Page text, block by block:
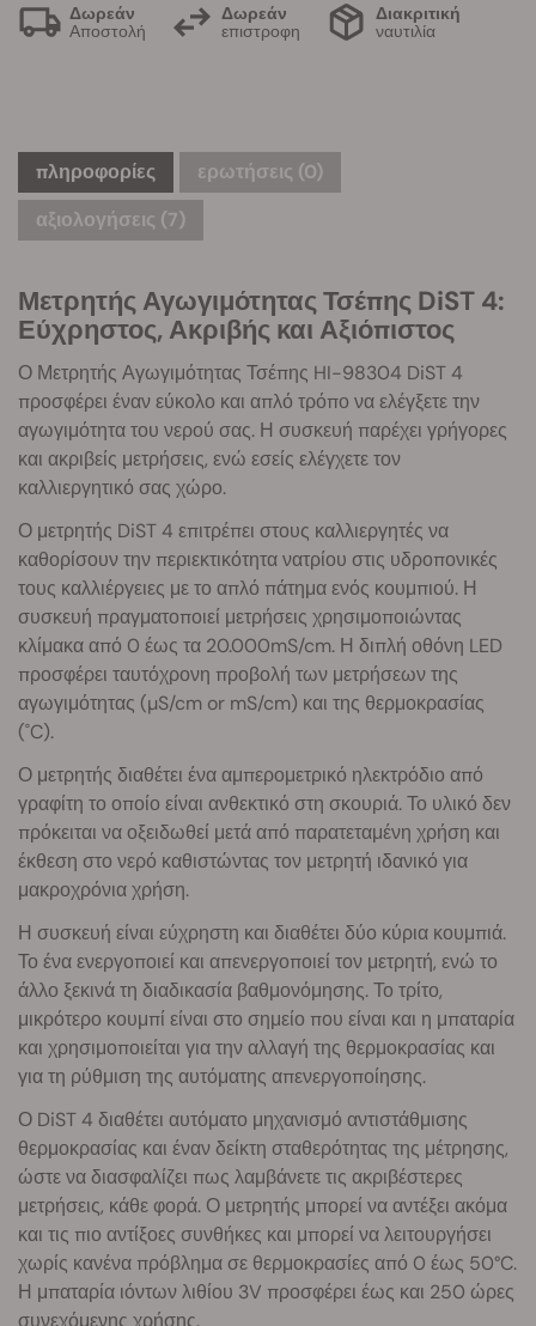
Δωρεάν
Αποστολή
Δωρεάν
επιστροφη
Διακριτική
ναυτιλία
πληροφορίες ερωτήσεις (0)
αξιολογήσεις (7)
Μετρητής Αγωγιμότητας Τσέπης DiST 4:
Εύχρηστος, Ακριβής και Αξιόπιστος
Ο Μετρητής Αγωγιμότητας Τσέπης HI-98304 DiST 4
προσφέρει έναν εύκολο και απλό τρόπο να ελέγξετε την
αγωγιμότητα του νερού σας. Η συσκευή παρέχει γρήγορες
και ακριβείς μετρήσεις, ενώ εσείς ελέγχετε τον
καλλιεργητικό σας χώρο.
Ο μετρητής DiST 4 επιτρέπει στους καλλιεργητές να
καθορίσουν την περιεκτικότητα νατρίου στις υδροπονικές
τους καλλιέργειες με το απλό πάτημα ενός κουμπιού. Η
συσκευή πραγματοποιεί μετρήσεις χρησιμοποιώντας
κλίμακα από 0 έως τα 20.000mS/cm. Η διπλή οθόνη LED
προσφέρει ταυτόχρονη προβολή των μετρήσεων της
αγωγιμότητας (µS/cm or mS/cm) και της θερμοκρασίας
(˚C).
Ο μετρητής διαθέτει ένα αμπερομετρικό ηλεκτρόδιο από
γραφίτη το οποίο είναι ανθεκτικό στη σκουριά. Το υλικό δεν
πρόκειται να οξειδωθεί μετά από παρατεταμένη χρήση και
έκθεση στο νερό καθιστώντας τον μετρητή ιδανικό για
μακροχρόνια χρήση.
Η συσκευή είναι εύχρηστη και διαθέτει δύο κύρια κουμπιά.
Το ένα ενεργοποιεί και απενεργοποιεί τον μετρητή, ενώ το
άλλο ξεκινά τη διαδικασία βαθμονόμησης. Το τρίτο,
μικρότερο κουμπί είναι στο σημείο που είναι και η μπαταρία
και χρησιμοποιείται για την αλλαγή της θερμοκρασίας και
για τη ρύθμιση της αυτόματης απενεργοποίησης.
Ο DiST 4 διαθέτει αυτόματο μηχανισμό αντιστάθμισης
θερμοκρασίας και έναν δείκτη σταθερότητας της μέτρησης,
ώστε να διασφαλίζει πως λαμβάνετε τις ακριβέστερες
μετρήσεις, κάθε φορά. Ο μετρητής μπορεί να αντέξει ακόμα
και τις πιο αντίξοες συνθήκες και μπορεί να λειτουργήσει
χωρίς κανένα πρόβλημα σε θερμοκρασίες από 0 έως 50°C.
Η μπαταρία ιόντων λιθίου 3V προσφέρει έως και 250 ώρες
συνεχόμενης χρήσης.